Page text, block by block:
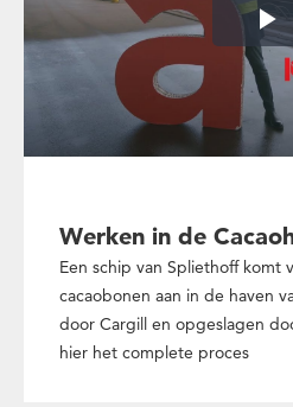
Werken in de
Een schip van Spliethoff komt
cacaobonen aan in de haven
door Cargill en opgeslagen
hier het complete proces